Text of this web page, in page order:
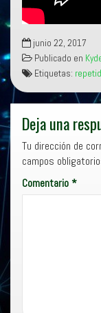
junio 22, 2017
Publicado en
Etiquetas:
Deja una
Tu dirección de
campos
Comentario*